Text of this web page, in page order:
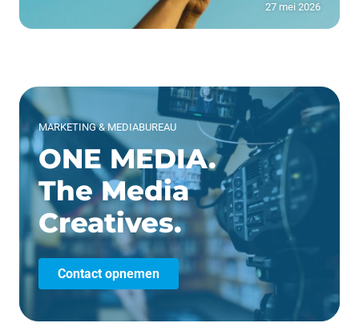
27 mei 2026
MARKETING & MEDIABUREAU
ONE MEDIA.
The Media
Creatives.
Contact opnemen